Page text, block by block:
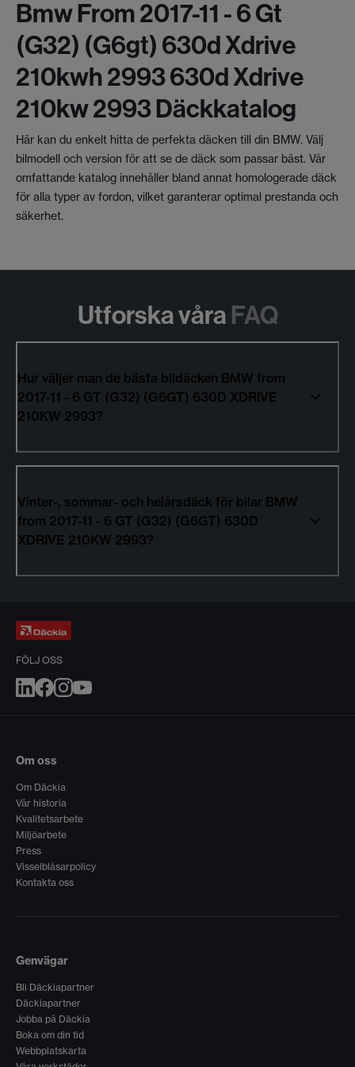
Bmw From 2017-11 - 6 Gt
(g32) (g6gt) 630d Xdrive
210kwh 2993 630d Xdrive
210kw 2993 Däckkatalog
Här kan du enkelt hitta de perfekta däcken till din BMW. Välj
bilmodell och version för att se de däck som passar bäst. Vår
omfattande katalog innehåller bland annat homologerade däck
för alla typer av fordon, vilket garanterar optimal prestanda och
säkerhet.
Utforska våra FAQ
Hur väljer man de bästa bildäcken BMW from
2017-11 - 6 GT (G32) (G6GT) 630D XDRIVE
210KW 2993?
Vinter-, sommar- och helårsdäck för bilar BMW
from 2017-11 - 6 GT (G32) (G6GT) 630D
XDRIVE 210KW 2993?
FÖLJ OSS
Om oss
Om Däckia
Vår historia
Kvalitetsarbete
Miljöarbete
Press
Visselblåsarpolicy
Kontakta oss
Genvägar
Bli Däckiapartner
Däckiapartner
Jobba på Däckia
Boka om din tid
Webbplatskarta